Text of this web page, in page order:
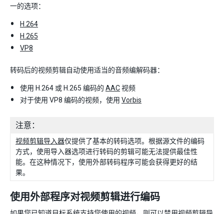
一的选项：
H.264
H.265
VP8
转码后的视频剪辑自动使用适当的音频编解码器：
使用 H.264 或 H.265 编码的 AAC视频
对于使用 VP8 编码的视频，使用 Vorbis
注意：
视频剪辑导入器仅提供了基本的转码选项。根据源文件的编码
方式，使用导入器选项进行转码的剪辑可能无法提供最佳性
能。在这种情况下，使用外部转码程序可能会获得更好的结
果。
使用外部程序对视频剪辑进行编码